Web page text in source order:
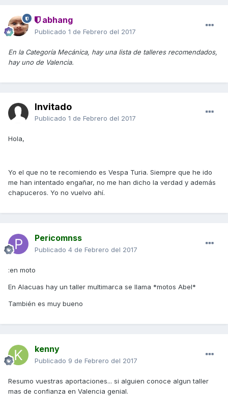
abhang
Publicado 1 de Febrero del 2017
En la Categoría Mecánica, hay una lista de talleres recomendados,
hay uno de Valencia.
Invitado
Publicado 1 de Febrero del 2017
Hola,
Yo el que no te recomiendo es Vespa Turia. Siempre que he ido
me han intentado engañar, no me han dicho la verdad y además
chapuceros. Yo no vuelvo ahí.
Pericomnss
Publicado 4 de Febrero del 2017
:en moto
En Alacuas hay un taller multimarca se llama *motos Abel*
También es muy bueno
kenny
Publicado 9 de Febrero del 2017
Resumo vuestras aportaciones... si alguien conoce algun taller
mas de confianza en Valencia genial.